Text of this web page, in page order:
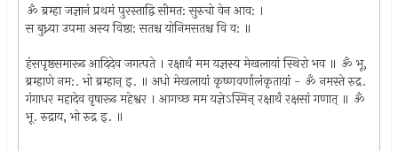
ॐ ब्रम्हा जज्ञानं प्रथमं पुरस्ताद्वि सीमत: सुरुचो वेन आव: ।
स बुध्न्या उपमा अस्य विष्ठा: सतश्च योनिमसतश्च वि व: ॥
हंसपृष्ठसमारूढ आदिदेव जगत्पते । रक्षार्थं मम यज्ञस्य मेखलायां स्थिरो भव ॥ ॐ भू,
ब्रम्हाणे नम:. भो ब्रम्हान्‌ इ. ॥ अधो मेखलायां कृष्णवर्णालंकृतायां - ॐ नमस्ते रुद्र.
गंगाधर महादेव वृषारूढ महेश्वर । आगच्छ मम यज्ञेऽस्मिन्‌ रक्षार्थं रक्षसां गणात्‌ ॥ ॐ
भू. रुद्राय, भो रुद्र इ. ॥